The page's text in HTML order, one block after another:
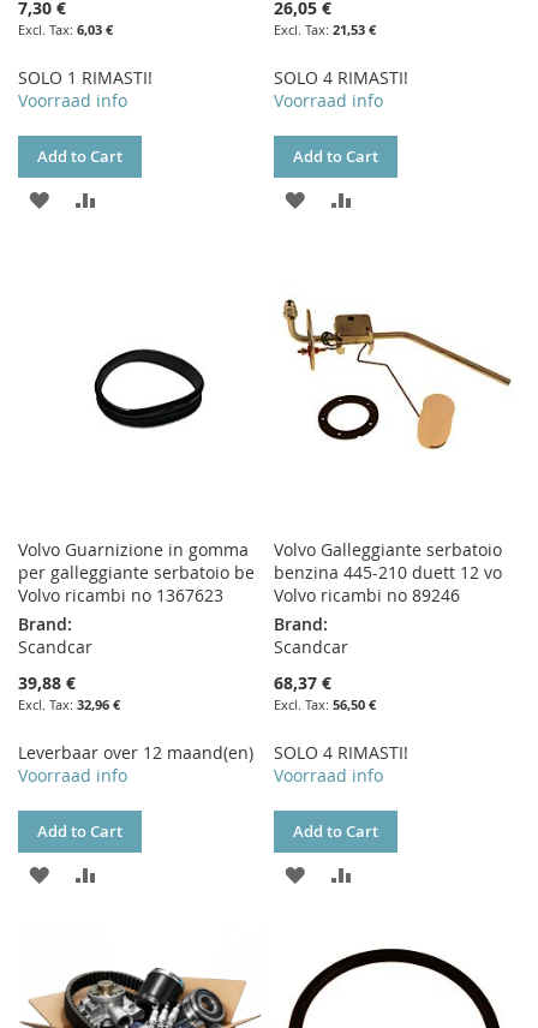
7,30 €
6,03 €
SOLO 1 RIMASTI!
Voorraad info
Add to Cart
ADD
26,05 €
21,53 €
SOLO 4 RIMASTI!
Voorraad info
Add to Cart
ADD
LIST
Volvo Guarnizione in gomma
per galleggiante serbatoio be
Volvo ricambi no 1367623
Brand:
Scandcar
39,88 €
32,96 €
Leverbaar over 12 maand(en)
Voorraad info
Add to Cart
ADD
LIST
Volvo Galleggiante serbatoio
benzina 445-210 duett 12 vo
Volvo ricambi no 89246
Brand:
Scandcar
68,37 €
56,50 €
SOLO 4 RIMASTI!
Voorraad info
Add to Cart
ADD
WISH
LIST
COMPARE